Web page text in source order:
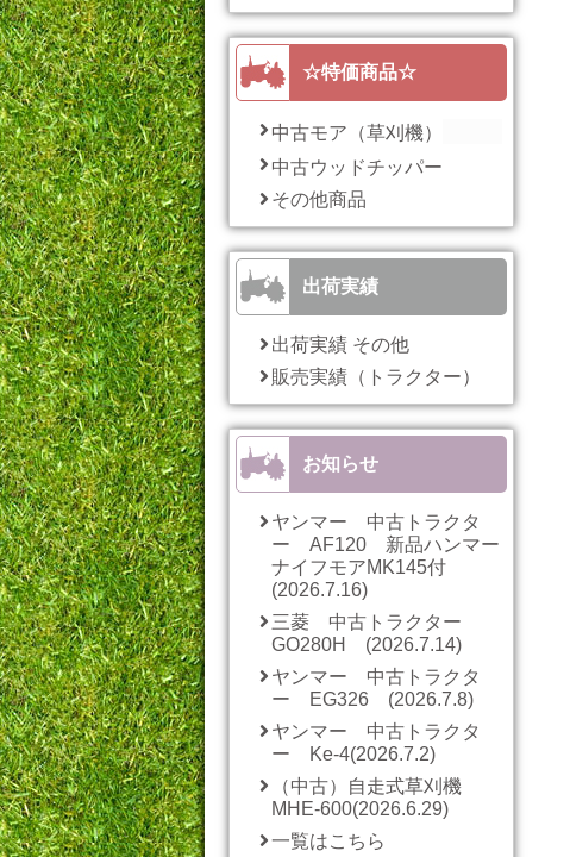
☆特価商品☆
中古モア（草刈機）
中古ウッドチッパー
その他商品
出荷実績
出荷実績 その他
販売実績（トラクター）
お知らせ
ヤンマー 中古トラクタ
ー AF120 新品ハンマー
ナイフモアMK145付
(2026.7.16)
三菱 中古トラクター
GO280H (2026.7.14)
ヤンマー 中古トラクタ
ー EG326 (2026.7.8)
ヤンマー 中古トラクタ
ー Ke-4(2026.7.2)
（中古）自走式草刈機
MHE-600(2026.6.29)
一覧はこちら